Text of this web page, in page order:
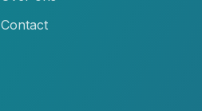
Contact